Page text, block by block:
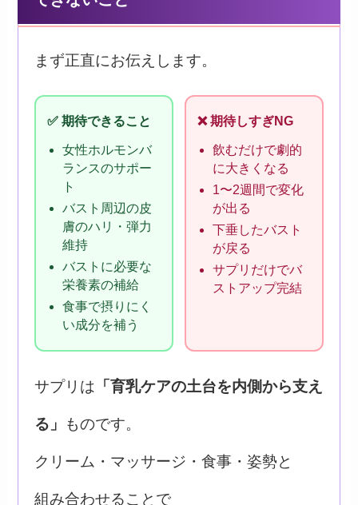
まず正直にお伝えします。
✅ 期待できること
女性ホルモンバ
ランスのサポー
ト
バスト周辺の皮
膚のハリ・弾力
維持
バストに必要な
栄養素の補給
食事で摂りにく
い成分を補う
❌ 期待しすぎNG
飲むだけで劇的
に大きくなる
1〜2週間で変化
が出る
下垂したバスト
が戻る
サプリだけでバ
ストアップ完結
サプリは 「育乳ケアの土台を内側から支え
る」 ものです。
クリーム・マッサージ・食事・姿勢と
組み合わせることで